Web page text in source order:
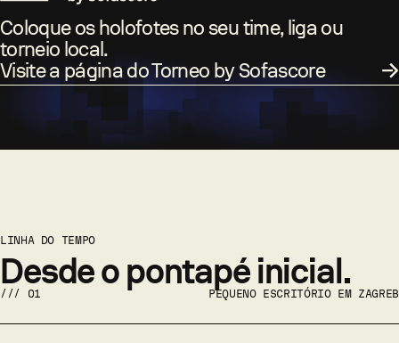
Coloque os holofotes no seu time, liga ou
torneio local.
Visite a página do Torneo by Sofascore
LINHA DO TEMPO
Desde o pontapé inicial.
/// 01 PEQUENO ESCRITÓRIO EM ZAGREB